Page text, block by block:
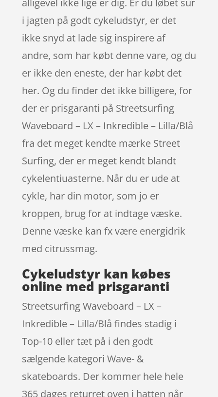
i jagten på godt cykeludstyr, er det
ikke snyd at lade sig inspirere af
andre, som har købt denne vare, og du
er ikke den eneste, der har købt det
her. Og du finder det ikke billigere, for
der er prisgaranti på Streetsurfing
Waveboard – LX – Inkredible – Lilla/Blå
fra det meget kendte mærke Street
Surfing, der er meget kendt blandt
cykelentiuasterne. Når du er ude at
cykle, har din motor, som jo er
kroppen, brug for at indtage væske.
Denne væske kan fx være energidrik
med citrussmag.
Cykeludstyr kan købes
online med prisgaranti
Streetsurfing Waveboard – LX –
Inkredible – Lilla/Blå findes stadig i
Top-10 eller tæt på i den godt
sælgende kategori Wave- &
skateboards. Der kommer hele hele
365 dages returret oven i hatten når